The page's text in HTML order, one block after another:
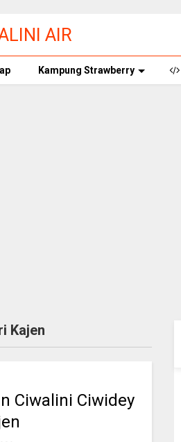
AIR
Kampung Strawberry
Kajen
Ciwalini Ciwidey